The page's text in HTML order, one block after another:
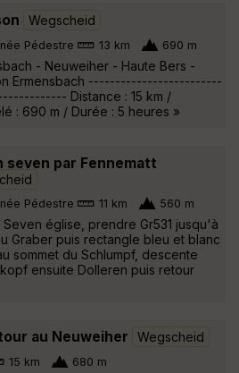
Wegscheid
Pédestre 13 km 690 m
- Neuweiher - Haute Bers -
Ermensbach -------------------------
Distance : 15 km /
: 690 m / Durée : 5 heures »
seven par Fennematt
Pédestre 11 km 560 m
Seven église, prendre Gr531 jusqu'à
Graber puis rectangle bleu et blanc
sommet du Schlumpf, descente
ensuite Dolleren puis retour
au Neuweiher Wegscheid
15 km 680 m